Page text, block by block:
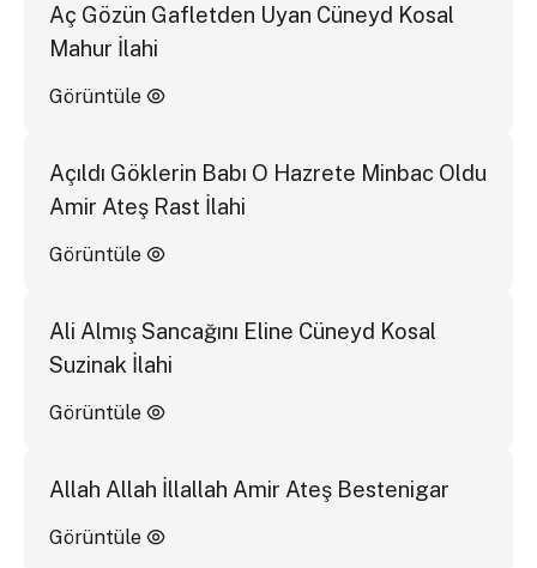
Aç Gözün Gafletden Uyan Cüneyd Kosal
Mahur İlahi
Görüntüle
Açıldı Göklerin Babı O Hazrete Minbac Oldu
Amir Ateş Rast İlahi
Görüntüle
Ali Almış Sancağını Eline Cüneyd Kosal
Suzinak İlahi
Görüntüle
Allah Allah İllallah Amir Ateş Bestenigar
Görüntüle